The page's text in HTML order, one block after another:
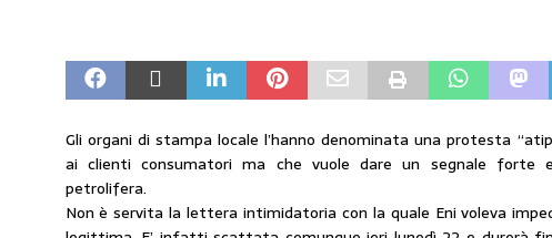
[ 31 Luglio 2026 ] IP rinnova l’accordo con i
STAMPA
[ 30 Luglio 2026 ] Carburanti, i sindacati al Mimit:
responsabilità”
COMUNICATI STAMPA
[ 29 Luglio 2026 ] Taglio delle accise, il prezzo è
Gli organi di stampa locale l’hanno denominata una protesta
ai clienti consumatori ma che vuole dare un segnale forte
petrolifera.
Non è servita la lettera intimidatoria con la quale Eni voleva